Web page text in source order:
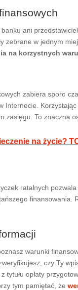
ani
zebrane w jednym
na korzystnych
zabiera sporo
Internecie.
zasięgu. To znaczna
na życie?
ratalnych pozwala
finansowania.
warunki
czy Ty
tytułu opłaty
tym pamiętać, że